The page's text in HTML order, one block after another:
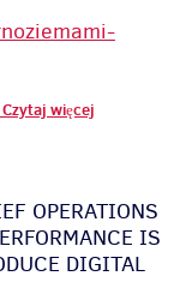
więcej
OPERATIONS
IS
DIGITAL